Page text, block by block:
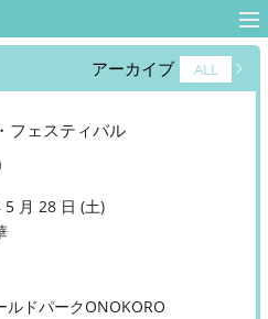
ALL
アーカイブ
フェスティバル
月 28 日 (土)
ルドパークONOKORO